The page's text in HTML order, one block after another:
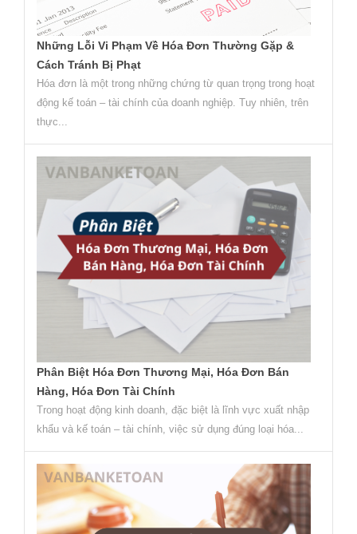
Những Lỗi Vi Phạm Về Hóa Đơn Thường Gặp &
Cách Tránh Bị Phạt
Hóa đơn là một trong những chứng từ quan trọng trong hoạt
động kế toán – tài chính của doanh nghiệp. Tuy nhiên, trên
thực...
Phân Biệt Hóa Đơn Thương Mại, Hóa Đơn Bán
Hàng, Hóa Đơn Tài Chính
Trong hoạt động kinh doanh, đặc biệt là lĩnh vực xuất nhập
khẩu và kế toán – tài chính, việc sử dụng đúng loại hóa...